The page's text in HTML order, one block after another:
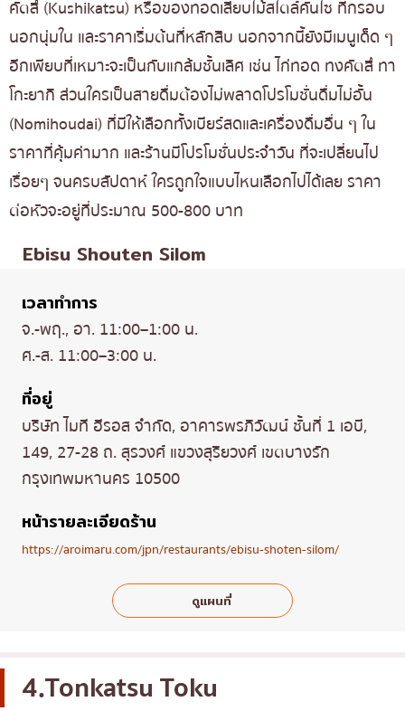
คัตสึ (Kushikatsu) หรือของทอดเสียบไม้สไตล์คันไซ ที่กรอบ
นอกนุ่มใน และราคาเริ่มต้นที่หลักสิบ นอกจากนี้ยังมีเมนูเด็ด ๆ
อีกเพียบที่เหมาะจะเป็นกับแกล้มชั้นเลิศ เช่น ไก่ทอด ทงคัตสึ ทา
โกะยากิ ส่วนใครเป็นสายดื่มต้องไม่พลาดโปรโมชั่นดื่มไม่อั้น
(Nomihoudai) ที่มีให้เลือกทั้งเบียร์สดและเครื่องดื่มอื่น ๆ ใน
ราคาที่คุ้มค่ามาก และร้านมีโปรโมชั่นประจำวัน ที่จะเปลี่ยนไป
เรื่อยๆ จนครบสัปดาห์ ใครถูกใจแบบไหนเลือกไปได้เลย ราคา
ต่อหัวจะอยู่ที่ประมาณ 500-800 บาท
Ebisu Shouten Silom
เวลาทำการ
จ.-พฤ., อา. 11:00–1:00 น.
ศ.-ส. 11:00–3:00 น.
ที่อยู่
บริษัท ไมที ฮีรอส จำกัด, อาคารพรภิวัฒน์ ชั้นที่ 1 เอบี,
149, 27-28 ถ. สุรวงศ์ แขวงสุริยวงศ์ เขตบางรัก
กรุงเทพมหานคร 10500
หน้ารายละเอียดร้าน
https://aroimaru.com/jpn/restaurants/ebisu-shoten-silom/
ดูแผนที่
4.Tonkatsu Toku